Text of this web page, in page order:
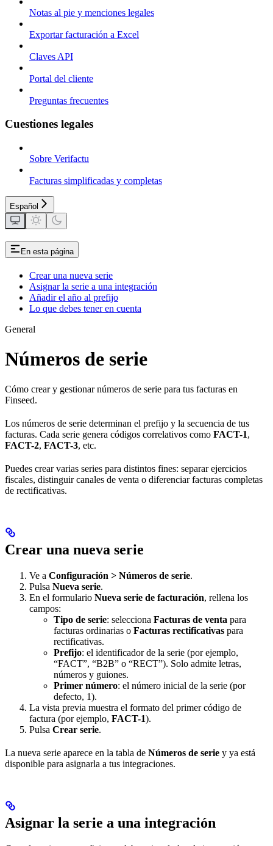
Notas al pie y menciones legales
Exportar facturación a Excel
Claves API
Portal del cliente
Preguntas frecuentes
Cuestiones legales
Sobre Verifactu
Facturas simplificadas y completas
Español
En esta página
Crear una nueva serie
Asignar la serie a una integración
Añadir el año al prefijo
Lo que debes tener en cuenta
General
Números de serie
Cómo crear y gestionar números de serie para tus facturas en
Finseed.
Los números de serie determinan el prefijo y la secuencia de tus
facturas. Cada serie genera códigos correlativos como FACT-1,
FACT-2, FACT-3, etc.
Puedes crear varias series para distintos fines: separar ejercicios
fiscales, distinguir canales de venta o diferenciar facturas completas
de rectificativas.
Crear una nueva serie
Ve a Configuración > Números de serie.
Pulsa Nueva serie.
En el formulario Nueva serie de facturación, rellena los
campos:
Tipo de serie: selecciona Facturas de venta para
facturas ordinarias o Facturas rectificativas para
rectificativas.
Prefijo: el identificador de la serie (por ejemplo,
“FACT”, “B2B” o “RECT”). Solo admite letras,
números y guiones.
Primer número: el número inicial de la serie (por
defecto, 1).
La vista previa muestra el formato del primer código de
factura (por ejemplo, FACT-1).
Pulsa Crear serie.
La nueva serie aparece en la tabla de Números de serie y ya está
disponible para asignarla a tus integraciones.
Asignar la serie a una integración